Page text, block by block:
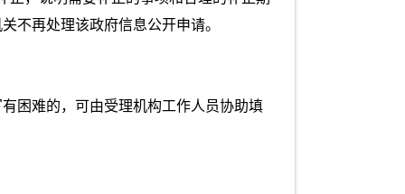
不再处理该政府信息公开申请。
困难的，可由受理机构工作人员协助填